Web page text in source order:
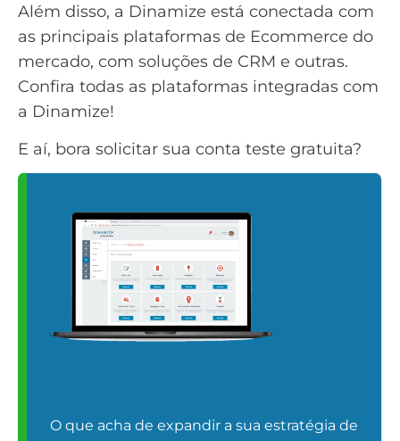
Além disso, a Dinamize está conectada com
as principais plataformas de Ecommerce do
mercado, com soluções de CRM e outras.
Confira todas as plataformas integradas com
a Dinamize!
E aí, bora solicitar sua conta teste gratuita?
O que acha de expandir a sua estratégia de